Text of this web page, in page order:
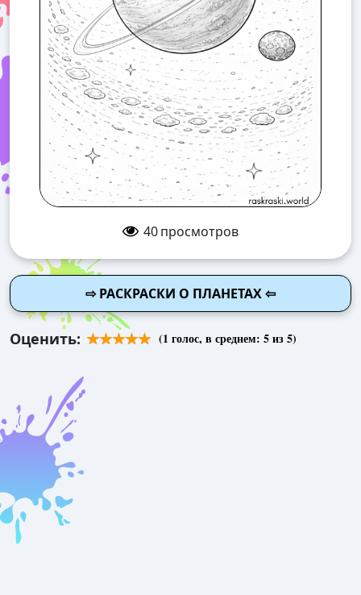
40просмотров
⇨ РАСКРАСКИ О ПЛАНЕТАХ ⇦
Оценить: (1 голос, в среднем: 5из 5)